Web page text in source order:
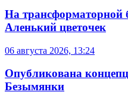
На трансформаторной
Аленький цветочек
06 августа 2026, 13:24
Опубликована
Безымянки